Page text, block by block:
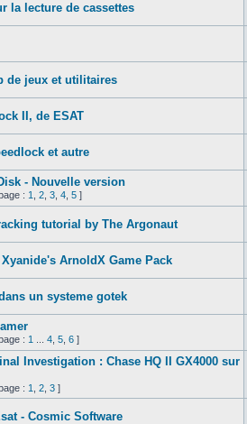
la lecture de cassettes
de jeux et utilitaires
II, de ESAT
et autre
- Nouvelle version
: 1 2 3 4 5 ]
tutorial by The Argonaut
Xyanide's ArnoldX Game Pack
un systeme gotek
: 1 4 5 6 ]
Investigation : Chase HQ II GX4000 sur
: 1 2 3 ]
- Cosmic Software